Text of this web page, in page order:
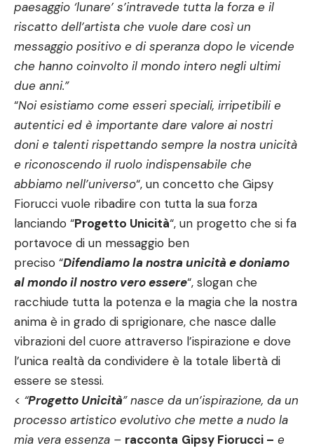
paesaggio ‘lunare’ s’intravede tutta la forza e il
riscatto dell’artista che vuole dare così un
messaggio positivo e di speranza dopo le vicende
che hanno coinvolto il mondo intero negli ultimi
due anni.”
“Noi esistiamo come esseri speciali, irripetibili e
autentici ed è importante dare valore ai nostri
doni e talenti rispettando sempre la nostra unicità
e riconoscendo il ruolo indispensabile che
abbiamo nell’universo“, un concetto che Gipsy
Fiorucci vuole ribadire con tutta la sua forza
lanciando “Progetto Unicità“, un progetto che si fa
portavoce di un messaggio ben
preciso “Difendiamo la nostra unicità e doniamo
al mondo il nostro vero essere“, slogan che
racchiude tutta la potenza e la magia che la nostra
anima è in grado di sprigionare, che nasce dalle
vibrazioni del cuore attraverso l’ispirazione e dove
l’unica realtà da condividere è la totale libertà di
essere se stessi.
< “Progetto Unicità” nasce da un’ispirazione, da un
processo artistico evolutivo che mette a nudo la
mia vera essenza – racconta Gipsy Fiorucci – e